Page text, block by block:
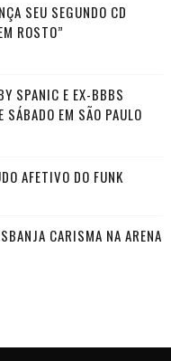
SEU SEGUNDO CD
ROSTO”
SPANIC E EX-BBBS
SÁBADO EM SÃO PAULO
AFETIVO DO FUNK
CARISMA NA ARENA